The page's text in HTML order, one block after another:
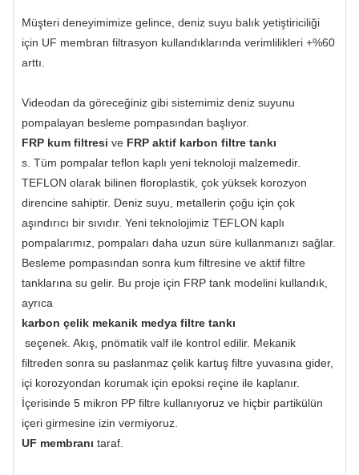
Müşteri deneyimimize gelince, deniz suyu balık yetiştiriciliği
için UF membran filtrasyon kullandıklarında verimlilikleri +%60
arttı.
Videodan da göreceğiniz gibi sistemimiz deniz suyunu
pompalayan besleme pompasından başlıyor.
FRP kum filtresi ve FRP aktif karbon filtre tankı
s. Tüm pompalar teflon kaplı yeni teknoloji malzemedir.
TEFLON olarak bilinen floroplastik, çok yüksek korozyon
direncine sahiptir. Deniz suyu, metallerin çoğu için çok
aşındırıcı bir sıvıdır. Yeni teknolojimiz TEFLON kaplı
pompalarımız, pompaları daha uzun süre kullanmanızı sağlar.
Besleme pompasından sonra kum filtresine ve aktif filtre
tanklarına su gelir. Bu proje için FRP tank modelini kullandık,
ayrıca
karbon çelik mekanik medya filtre tankı
seçenek. Akış, pnömatik valf ile kontrol edilir. Mekanik
filtreden sonra su paslanmaz çelik kartuş filtre yuvasına gider,
içi korozyondan korumak için epoksi reçine ile kaplanır.
İçerisinde 5 mikron PP filtre kullanıyoruz ve hiçbir partikülün
içeri girmesine izin vermiyoruz.
UF membranı taraf.